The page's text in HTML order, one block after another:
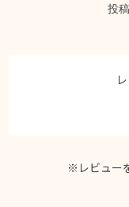
投
※レビュー